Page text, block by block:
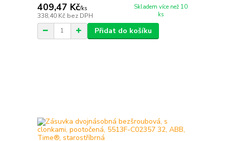
409,47 Kč/ks
338,40 Kč bez DPH
Skladem více než 10
ks
Přidat do košíku